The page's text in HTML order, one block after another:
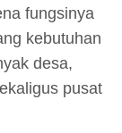
fungsinya
kebutuhan
desa,
pusat